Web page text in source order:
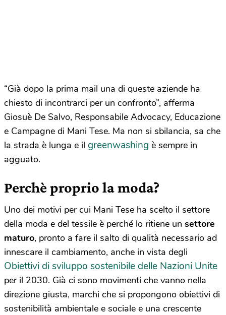
“Già dopo la prima mail una di queste aziende ha
chiesto di incontrarci per un confronto”, afferma
Giosuè De Salvo, Responsabile Advocacy, Educazione
e Campagne di Mani Tese. Ma non si sbilancia, sa che
la strada è lunga e il greenwashing è sempre in
agguato.
Perchè proprio la moda?
Uno dei motivi per cui Mani Tese ha scelto il settore
della moda e del tessile è perché lo ritiene un settore
maturo, pronto a fare il salto di qualità necessario ad
innescare il cambiamento, anche in vista degli
Obiettivi di sviluppo sostenibile delle Nazioni Unite
per il 2030. Già ci sono movimenti che vanno nella
direzione giusta, marchi che si propongono obiettivi di
sostenibilità ambientale e sociale e una crescente